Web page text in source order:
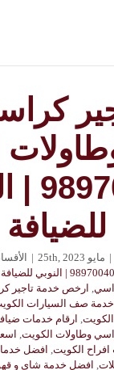
للضيافة
| مايو 25th, 2023 |
, ارخص خدمة تاجير
صف السيارات
, ارقام خدمات
وطاولات الكويت,
افراح الكويت, افضل
, افضل خدمة شاي و